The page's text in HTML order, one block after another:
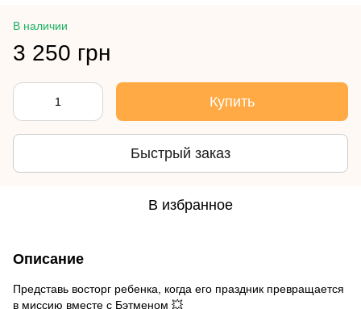
В наличии
3 250 грн
Купить
Быстрый заказ
В избранное
Описание
Представь восторг ребенка, когда его праздник превращается
в миссию вместе с Бэтменом 💥